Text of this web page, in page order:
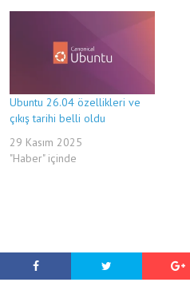
Ubuntu 26.04 özellikleri ve
çıkış tarihi belli oldu
29 Kasım 2025
"Haber" içinde